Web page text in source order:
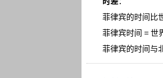
菲律宾的时间比
菲律宾时间 = 世
菲律宾的时间与